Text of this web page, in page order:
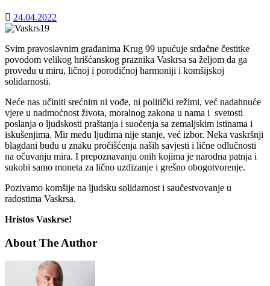
24.04.2022
Svim pravoslavnim građanima Krug 99 upućuje srdačne čestitke
povodom velikog hrišćanskog praznika Vaskrsa sa željom da ga
provedu u miru, ličnoj i porodičnoj harmoniji i komšijskoj
solidarnosti.
Neće nas učiniti srećnim ni vođe, ni politički režimi, već nadahnuće
vjere u nadmoćnost života, moralnog zakona u nama i svetosti
poslanja o ljudskosti praštanja i suočenja sa zemaljskim istinama i
iskušenjima. Mir među ljudima nije stanje, već izbor. Neka vaskršnji
blagdani budu u znaku pročišćenja naših savjesti i lične odlučnosti
na očuvanju mira. I prepoznavanju onih kojima je narodna patnja i
sukobi samo moneta za lično uzdizanje i grešno obogotvorenje.
Pozivamo komšije na ljudsku solidarnost i saučestvovanje u
radostima Vaskrsa.
Hristos Vaskrse!
About The Author